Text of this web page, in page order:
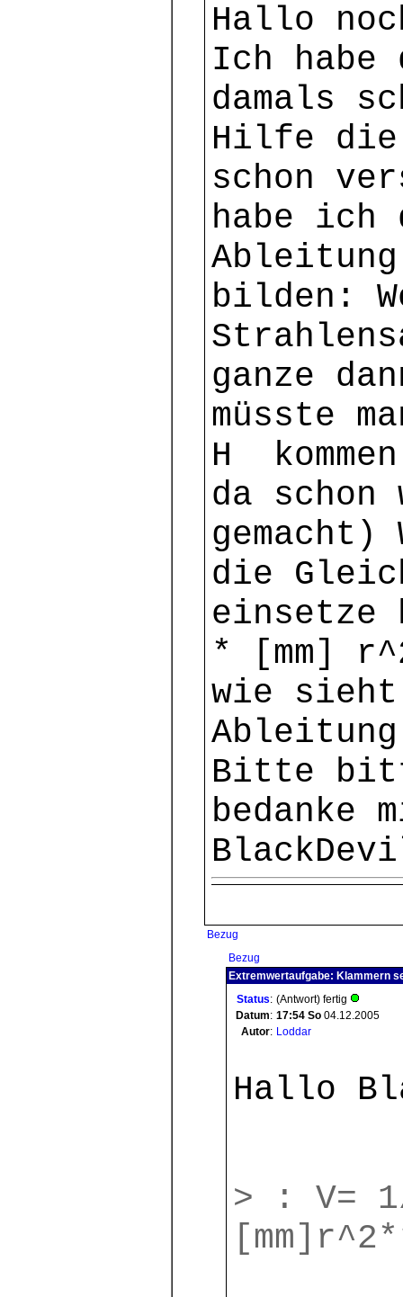
Hallo
Ich
damals
Hilfe die
schon
habe ich
bilden:
ganze
müsste
H
da schon
gemacht)
die
* [mm]
wie
Ableitung
Bitte
bedanke
Bezug
Bezug
Extremwertaufgabe: Klammern
Status: (Antwort) fertig
Datum: 17:54 So 04.12.2005
Autor: Loddar
Hallo
> : V=